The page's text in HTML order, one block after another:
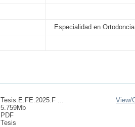
Especialidad en
Tesis.E.FE.2025.F ...
5.759Mb
PDF
Tesis
View/